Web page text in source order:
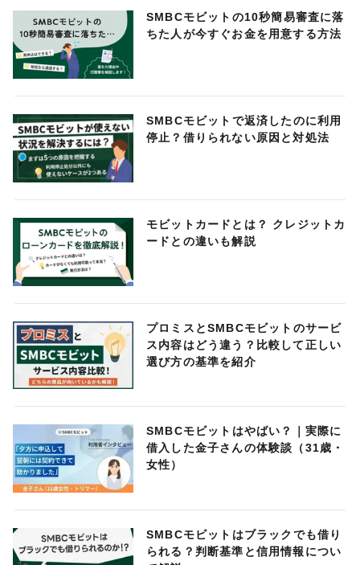
SMBCモビットの10秒簡易審査に落
ちた人が今すぐお金を用意する方法
SMBCモビットで返済したのに利用
停止？借りられない原因と対処法
モビットカードとは？ クレジットカ
ードとの違いも解説
プロミスとSMBCモビットのサービ
ス内容はどう違う？比較して正しい
選び方の基準を紹介
SMBCモビットはやばい？｜実際に
借入した金子さんの体験談（31歳・
女性）
SMBCモビットはブラックでも借り
られる？判断基準と信用情報につい